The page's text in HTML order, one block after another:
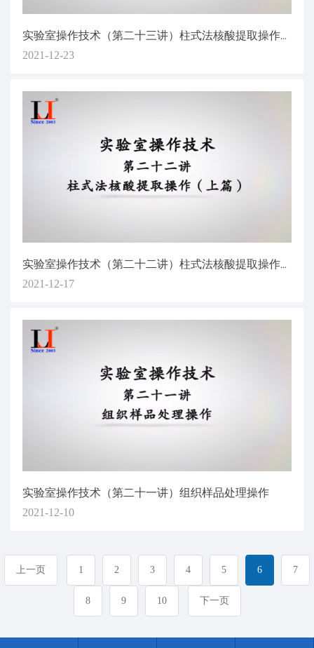
2021-12-23
2021-12-17
实验室操作技术（第二十一讲）组织样品处理操作
2021-12-10
上一页 1 2 3 4 5 6 7
8 9 10 下一页